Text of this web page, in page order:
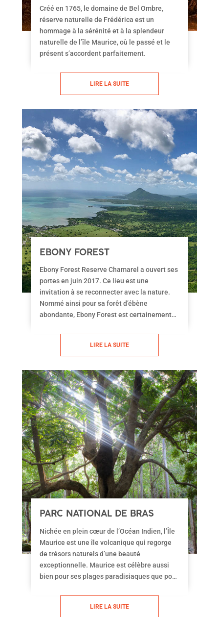
FRÉDÉRICA
Créé en 1765, le domaine de Bel Ombre,
réserve naturelle de Frédérica est un
hommage à la sérénité et à la splendeur
naturelle de l’île Maurice, où le passé et le
présent s’accordent parfaitement.
LIRE LA SUITE
EBONY FOREST
Ebony Forest Reserve Chamarel a ouvert ses
portes en juin 2017. Ce lieu est une
invitation à se reconnecter avec la nature.
Nommé ainsi pour sa forêt d’ébène
abondante, Ebony Forest est certainement
balade ludique, vue à couper le souffle et
programme.
LIRE LA SUITE
PARC NATIONAL DE BRAS
D’EAU : UNE RÉSERVE
NATURELLE À LA
BIODIVERSITÉ
EXCEPTIONNELLE
Nichée en plein cœur de l’Océan Indien, l’Île
Maurice est une île volcanique qui regorge
de trésors naturels d’une beauté
exceptionnelle. Maurice est célèbre aussi
bien pour ses plages paradisiaques que pour
article, nous vous invitons à découvrir le Parc
LIRE LA SUITE